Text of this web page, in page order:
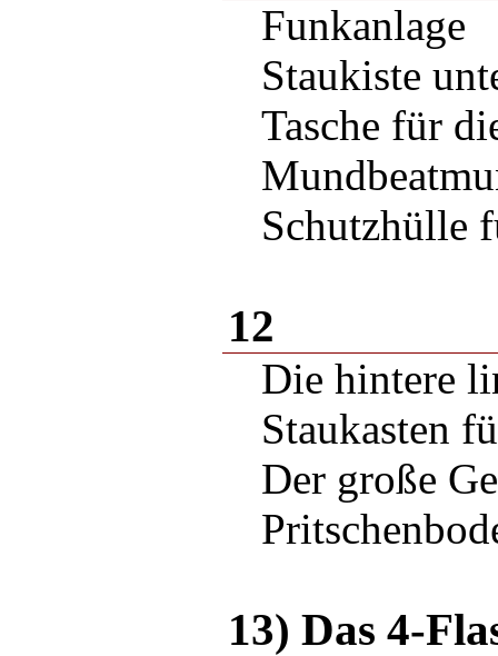
Funkanlage
Staukiste
Tasche für
Schutzhülle
12
Die hintere
Staukasten
Der große
13) Das 4-